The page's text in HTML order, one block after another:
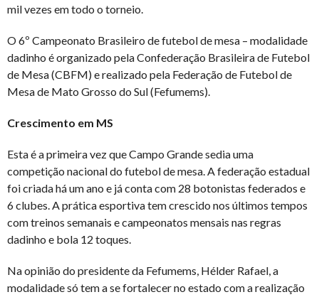
mil vezes em todo o torneio.
O 6º Campeonato Brasileiro de futebol de mesa – modalidade
dadinho é organizado pela Confederação Brasileira de Futebol
de Mesa (CBFM) e realizado pela Federação de Futebol de
Mesa de Mato Grosso do Sul (Fefumems).
Crescimento em MS
Esta é a primeira vez que Campo Grande sedia uma
competição nacional do futebol de mesa. A federação estadual
foi criada há um ano e já conta com 28 botonistas federados e
6 clubes. A prática esportiva tem crescido nos últimos tempos
com treinos semanais e campeonatos mensais nas regras
dadinho e bola 12 toques.
Na opinião do presidente da Fefumems, Hélder Rafael, a
modalidade só tem a se fortalecer no estado com a realização